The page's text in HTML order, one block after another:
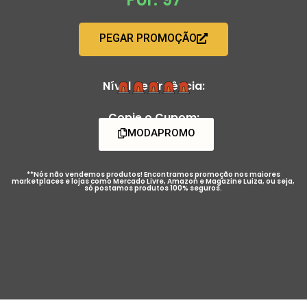
PEGAR PROMOÇÃO
Nível de Urgência:
Copie o Cupom:
MODAPROMO
**Nós não vendemos produtos! Encontramos promoção nos maiores
marketplaces e lojas como Mercado Livre, Amazon e Magazine Luiza, ou seja,
só postamos produtos 100% seguros.